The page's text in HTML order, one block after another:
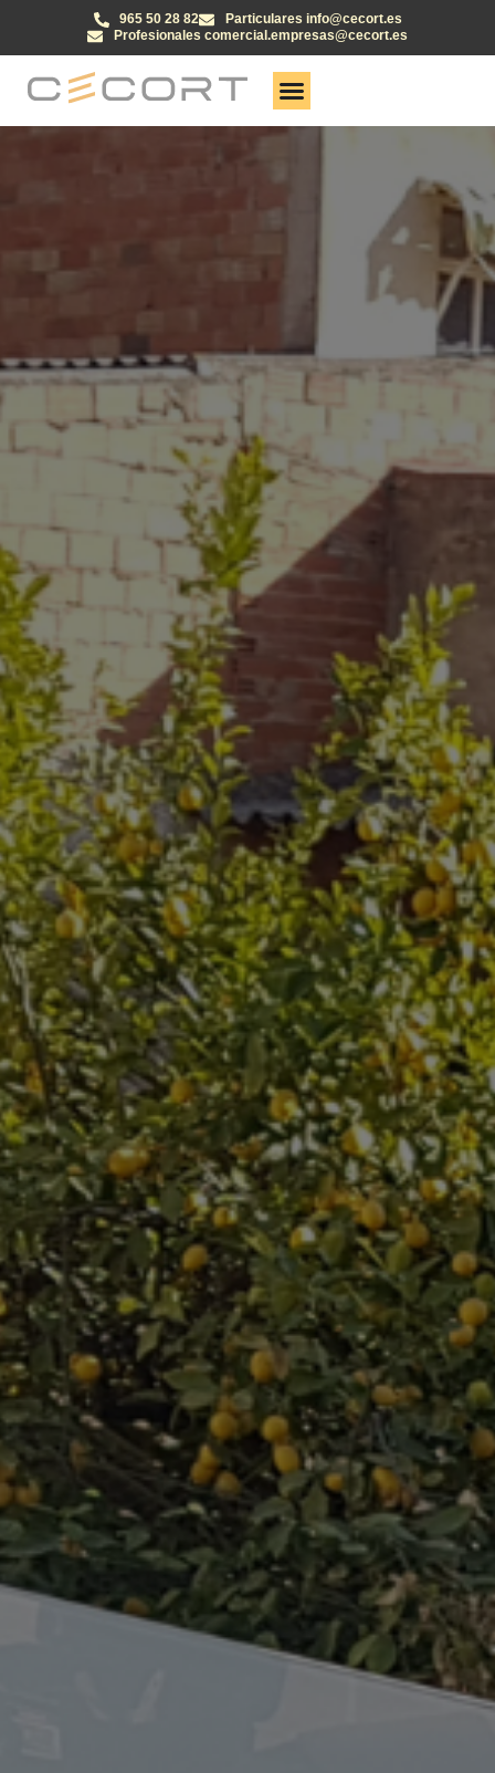
965 50 28 82
Particulares info@cecort.es
Profesionales comercial.empresas@cecort.es